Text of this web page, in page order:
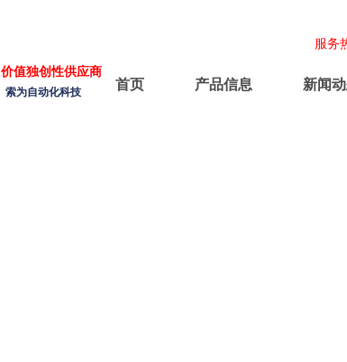
首页 产品信息 新闻
价值独创性供应商
索为自动化科技
服务